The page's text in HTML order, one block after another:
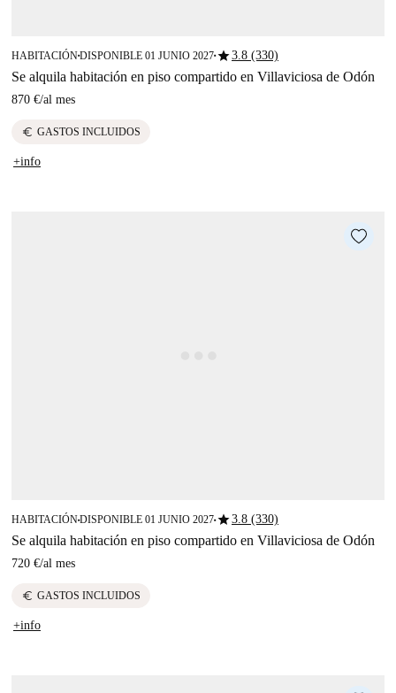
HABITACIÓN■DISPONIBLE 01 JUNIO 2027■star3.8 (330)
Se alquila habitación en piso compartido en Villaviciosa de Odón
870 €/al mes
euro GASTOS INCLUIDOS
+info
HABITACIÓN■DISPONIBLE 01 JUNIO 2027■star3.8 (330)
Se alquila habitación en piso compartido en Villaviciosa de Odón
720 €/al mes
euro GASTOS INCLUIDOS
+info